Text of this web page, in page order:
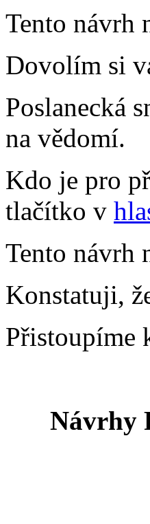
Tento návrh
Dovolím si
Poslanecká
na vědomí.
Kdo je pro
tlačítko v
Tento návrh
Konstatuji,
Přistoupíme
Návrhy